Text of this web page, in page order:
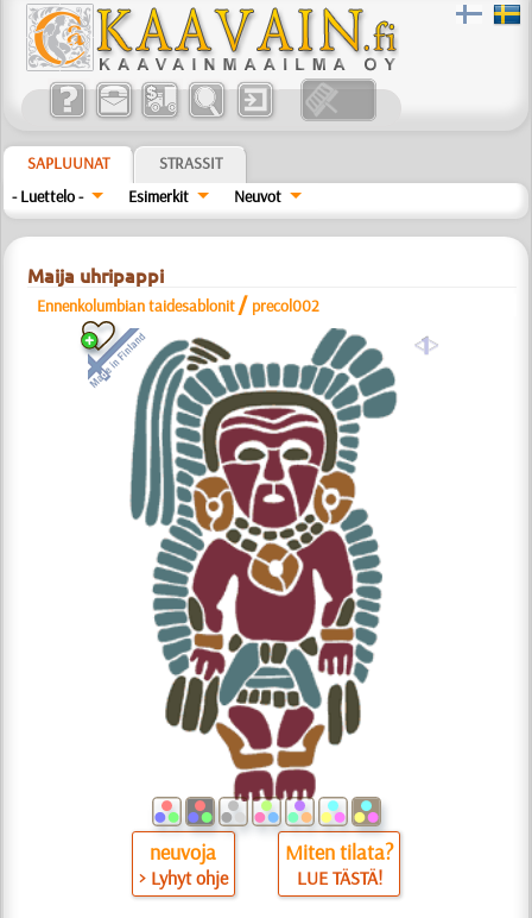
SAPLUUNAT
STRASSIT
- Luettelo -
Esimerkit Neuvot
Maija uhripappi
Ennenkolumbian taidesablonit / precol002
a
neuvoja
> Lyhyt ohje
Miten tilata?
LUE TÄSTÄ!